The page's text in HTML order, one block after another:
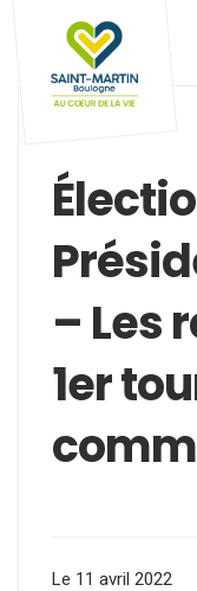
– Les
1er
Le 11 avril 2022